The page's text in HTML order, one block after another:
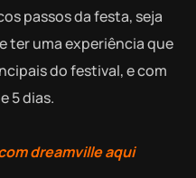
passos da festa, seja
ter uma experiência que
do festival, e com
5 dias.
dreamville aqui